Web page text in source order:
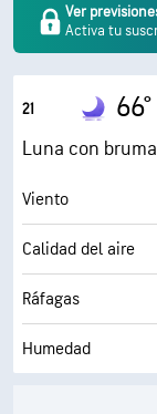
Ver
Activa tu
21 66°
Luna con bruma
Viento
Calidad del aire
Ráfagas
Humedad